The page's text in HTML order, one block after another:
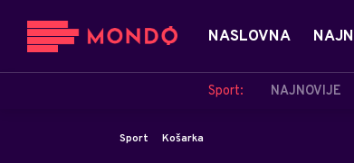
NASLOVNA
Sport: NAJNOVIJE
Sport Košarka